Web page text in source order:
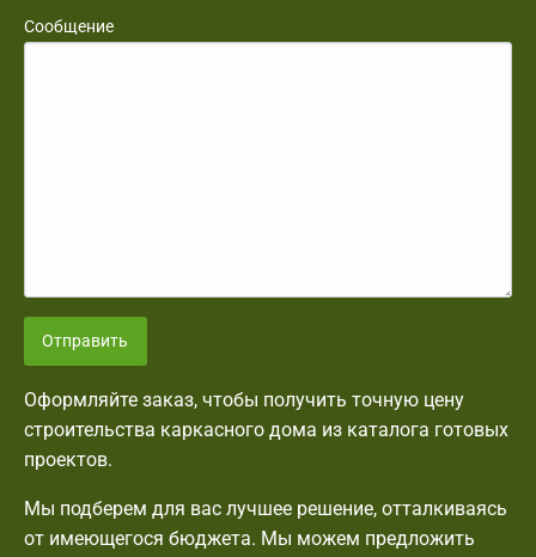
Сообщение
Отправить
Оформляйте заказ, чтобы получить точную цену
строительства каркасного дома из каталога готовых
проектов.
Мы подберем для вас лучшее решение, отталкиваясь
от имеющегося бюджета. Мы можем предложить